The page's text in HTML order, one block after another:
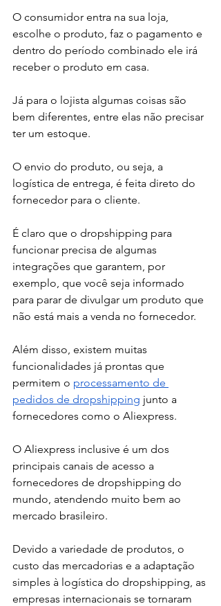
O consumidor entra na sua loja,
escolhe o produto, faz o pagamento e
dentro do período combinado ele irá
receber o produto em casa.
Já para o lojista algumas coisas são
bem diferentes, entre elas não precisar
ter um estoque.
O envio do produto, ou seja, a
logística de entrega, é feita direto do
fornecedor para o cliente.
É claro que o dropshipping para
funcionar precisa de algumas
integrações que garantem, por
exemplo, que você seja informado
para parar de divulgar um produto que
não está mais a venda no fornecedor.
Além disso, existem muitas
funcionalidades já prontas que
permitem o processamento de
pedidos de dropshipping junto a
fornecedores como o Aliexpress.
O Aliexpress inclusive é um dos
principais canais de acesso a
fornecedores de dropshipping do
mundo, atendendo muito bem ao
mercado brasileiro.
Devido a variedade de produtos, o
custo das mercadorias e a adaptação
simples à logística do dropshipping, as
empresas internacionais se tornaram